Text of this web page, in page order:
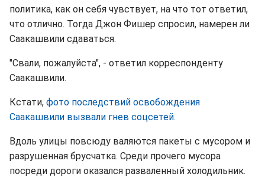
политика, как он себя чувствует, на что тот ответил,
что отлично. Тогда Джон Фишер спросил, намерен ли
Саакашвили сдаваться.
"Свали, пожалуйста", - ответил корреспонденту
Саакашвили.
Кстати, фото последствий освобождения
Саакашвили вызвали гнев соцсетей.
Вдоль улицы повсюду валяются пакеты с мусором и
разрушенная брусчатка. Среди прочего мусора
посреди дороги оказался разваленный холодильник.